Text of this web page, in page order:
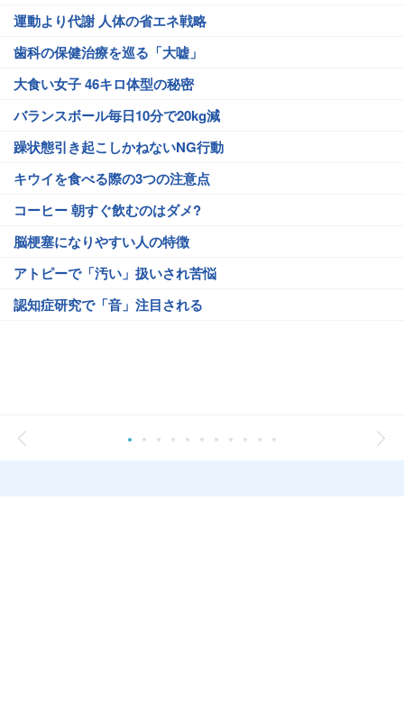
運動より代謝 人体の省エネ戦略
歯科の保健治療を巡る「大嘘」
大食い女子 46キロ体型の秘密
バランスボール毎日10分で20kg減
躁状態引き起こしかねないNG行動
キウイを食べる際の3つの注意点
コーヒー 朝すぐ飲むのはダメ?
脳梗塞になりやすい人の特徴
アトピーで「汚い」扱いされ苦悩
認知症研究で「音」注目される